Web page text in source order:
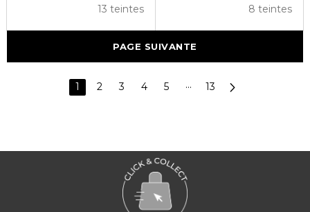
13 teintes 8 teintes
PAGE SUIVANTE
1 2 3 4 5 ··· 13